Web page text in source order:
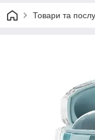
Товари та